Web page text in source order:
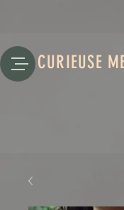
CURIEUSE